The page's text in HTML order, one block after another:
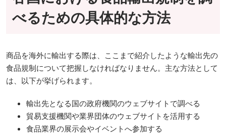
べるための具体的な方法
商品を海外に輸出する際は、ここまで紹介したような輸出先の
食品規制について把握しなければなりません。主な方法として
は、以下が挙げられます。
輸出先となる国の政府機関のウェブサイトで調べる
貿易支援機関や業界団体のウェブサイトを活用する
食品業界の展示会やイベントへ参加する